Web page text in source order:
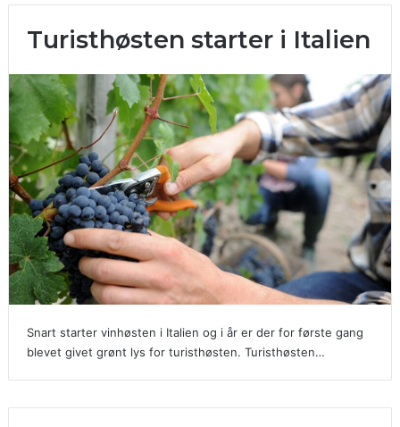
Turisthøsten starter i Italien
Snart starter vinhøsten i Italien og i år er der for første gang
blevet givet grønt lys for turisthøsten. Turisthøsten…